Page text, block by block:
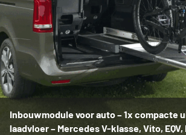
Inbouwmodule voor auto – 1x compacte
laadvloer – Mercedes V-klasse, Vito, EQV,